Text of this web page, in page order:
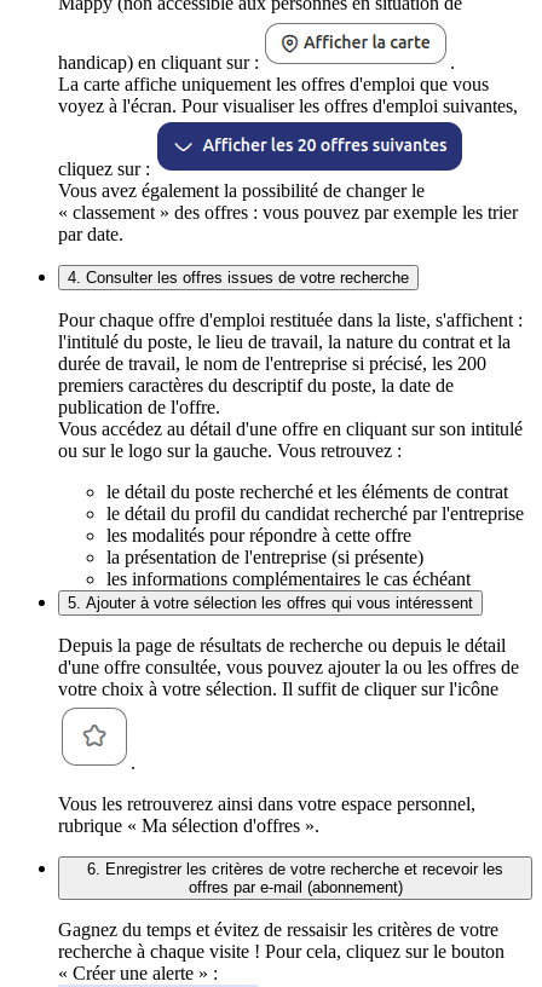
handicap) en cliquant sur :
.
La carte affiche uniquement les offres d'emploi que vous
voyez à l'écran. Pour visualiser les offres d'emploi suivantes,
cliquez sur :
Vous avez également la possibilité de changer le
« classement » des offres : vous pouvez par exemple les trier
par date.
4. Consulter les offres issues de votre recherche
Pour chaque offre d'emploi restituée dans la liste, s'affichent :
l'intitulé du poste, le lieu de travail, la nature du contrat et la
durée de travail, le nom de l'entreprise si précisé, les 200
premiers caractères du descriptif du poste, la date de
publication de l'offre.
Vous accédez au détail d'une offre en cliquant sur son intitulé
ou sur le logo sur la gauche. Vous retrouvez :
le détail du poste recherché et les éléments de contrat
le détail du profil du candidat recherché par l'entreprise
les modalités pour répondre à cette offre
la présentation de l'entreprise (si présente)
les informations complémentaires le cas échéant
5. Ajouter à votre sélection les offres qui vous intéressent
Depuis la page de résultats de recherche ou depuis le détail
d'une offre consultée, vous pouvez ajouter la ou les offres de
votre choix à votre sélection. Il suffit de cliquer sur l'icône
.
Vous les retrouverez ainsi dans votre espace personnel,
rubrique « Ma sélection d'offres ».
6. Enregistrer les critères de votre recherche et recevoir les
offres par e-mail (abonnement)
Gagnez du temps et évitez de ressaisir les critères de votre
recherche à chaque visite ! Pour cela, cliquez sur le bouton
« Créer une alerte » :